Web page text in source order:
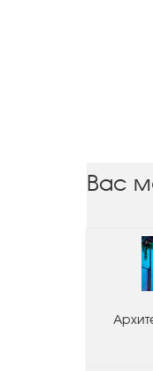
Вас